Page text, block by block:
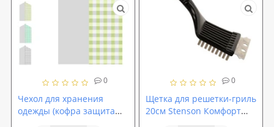
0
Чехол для хранения
одежды (кофра защита
0
Щетка для решетки-гриль
20см Stenson Комфорт